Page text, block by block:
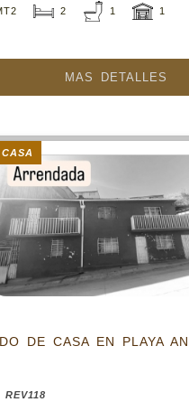
2 1 1
MAS DETALLES
DE CASA EN PLAYA